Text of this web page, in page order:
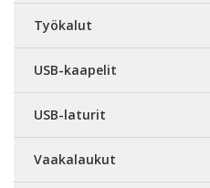
Työkalut
USB-kaapelit
USB-laturit
Vaakalaukut